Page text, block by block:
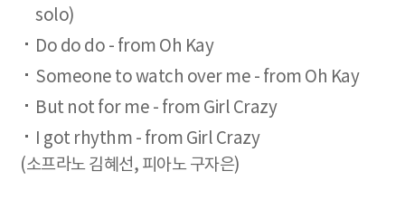
solo)
Do do do - from Oh Kay
Someone to watch over me - from Oh Kay
But not for me - from Girl Crazy
I got rhythm - from Girl Crazy
(소프라노 김혜선, 피아노 구자은)